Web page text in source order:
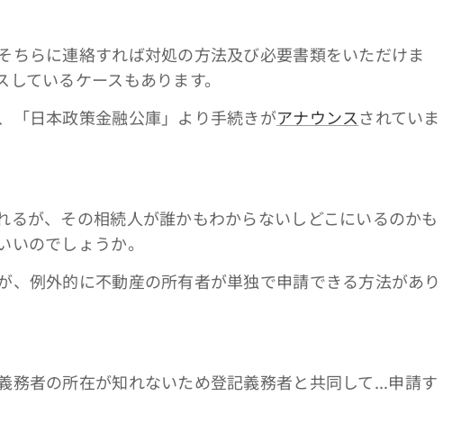
ちらに連絡すれば対処の方法及び必要書類をいただけま
ているケースもあります。
「日本政策金融公庫」より手続きがアナウンスされていま
が、その相続人が誰かもわからないしどこにいるのかも
のでしょうか。
例外的に不動産の所有者が単独で申請できる方法があり
務者の所在が知れないため登記義務者と共同して...申請す